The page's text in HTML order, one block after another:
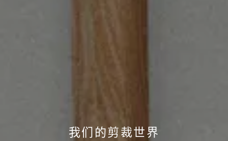
我们的剪裁世界